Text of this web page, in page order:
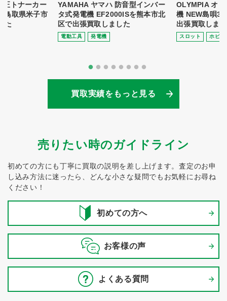
トナーカー
鳥取県米子市
た
YAMAHA ヤマハ 防音型インバー
タ式発電機 EF2000ISを熊本市北
区で出張買取しました
電動⼯具 発電機
OLYMPIA オ
機 NEW島唄
出張買取しま
スロット ホビー
買取実績をもっと見る
売りたい時のガイドライン
初めての方にも丁寧に買取の説明を差し上げます。査定のお申
し込み方法に迷ったら、どんな小さな疑問でもお気軽にお尋ね
ください！
初めての方へ
お客様の声
よくある質問